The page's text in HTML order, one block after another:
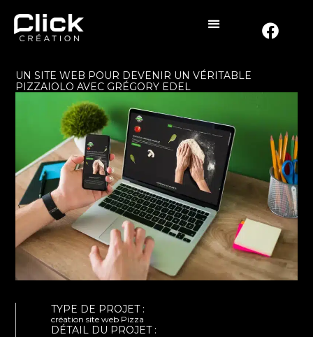
UN SITE WEB POUR DEVENIR UN VÉRITABLE
PIZZAIOLO AVEC GRÉGORY EDEL
TYPE DE PROJET :
création site web Pizza
DÉTAIL DU PROJET :